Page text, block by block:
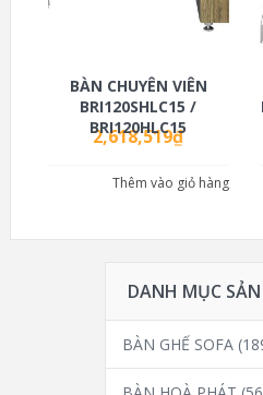
BÀN CHUYÊN VIÊN
BRI120SHLC15 /
BRI120HLC15
2,618,519₫
Thêm vào giỏ hàng
DANH MỤC
BÀN GHẾ SOFA